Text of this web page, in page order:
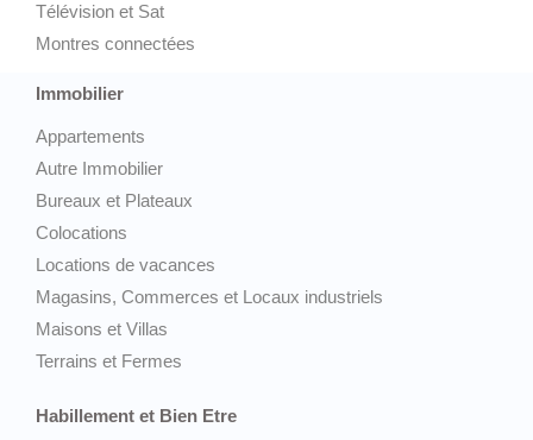
Télévision et Sat
Montres connectées
Immobilier
Appartements
Autre Immobilier
Bureaux et Plateaux
Colocations
Locations de vacances
Magasins, Commerces et Locaux industriels
Maisons et Villas
Terrains et Fermes
Habillement et Bien Etre